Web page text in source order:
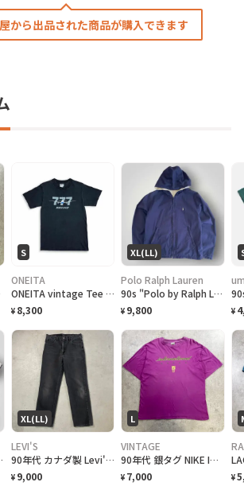
から出品された商品が購入できます
S
ONEITA
ONEITA vintage Tee シングルステッチ Tシャツ BOEING ボーイング
¥ 8,300
XL(LL)
Polo Ralph Lauren
90s "Polo by Ralph Lauren" Reversible Hoodie Jacket ポロ ラルフローレン リバーシブル ジャケット[XL]
¥ 9,800 ¥
ー ポロシャツ [XL]
XL(LL)
LEVI'S
90年代 カナダ製 Levi's リーバイス 516 ブラックデニムパンツ ストレート メンズW36 古着 90s ヴィンテージ VINTAGE 後染め グレーデニム フェードブラック 黒
¥ 9,000
L
VINTAGE
90年代 銀タグ NIKE INTERNATIONAL ユーロナイキ インターナショナル プリントTシャツ メンズ2XL相当 古着 90s ヴィンテージ VINTAGE 銀タグ 地球儀 バックプリント ビッグサイズ 大きいサイズ 紫色
¥ 7,000 ¥